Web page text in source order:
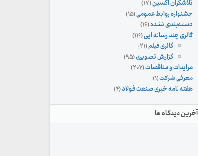
تلاشگران اکسین(۱۷)
جشنواره روابط عمومی(۱۵)
دسته‌بندی نشده(۱۶)
گالری چند رسانه ایی(۱۱۶)
گالری فیلم(۲۱)
گزارش تصویری(۹۵)
مزایدات و مناقصات(۲۰۷)
معرفی شرکت(۱)
هفته نامه خبری صنعت فولاد(۴)
آخرین دیدگاه ها